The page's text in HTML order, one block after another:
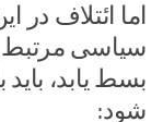
اما ائتلاف در
سیاسی مرتبط
بسط یابد،
شود: